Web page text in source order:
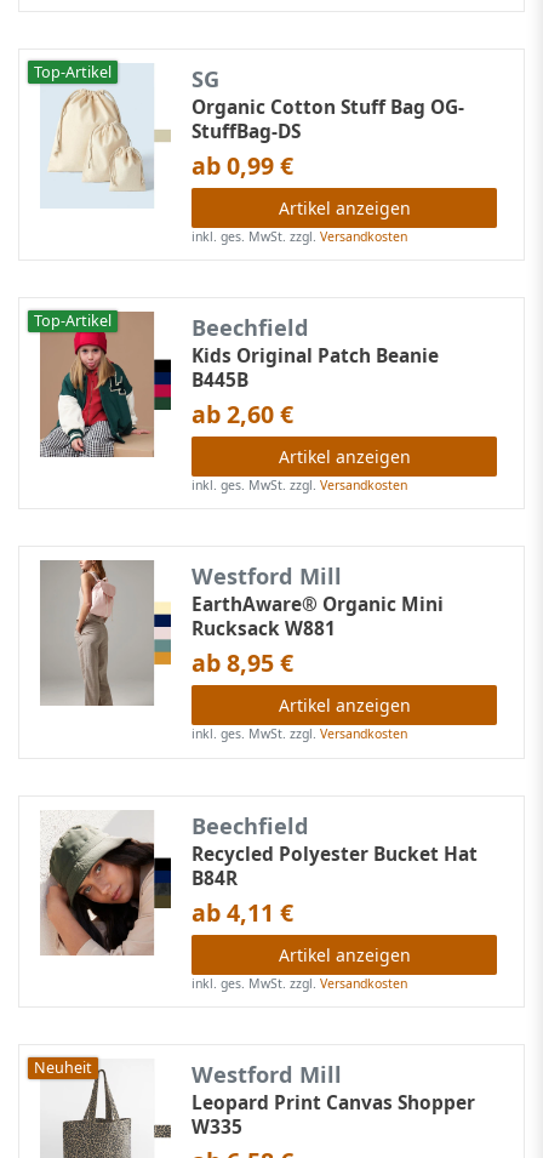
Top-Artikel SG
Organic Cotton Stuff Bag OG-
StuffBag-DS
ab 0,99 €
Artikel anzeigen
inkl. ges. MwSt. zzgl.Versandkosten
Top-Artikel Beechfield
Kids Original Patch Beanie
B445B
ab 2,60 €
Artikel anzeigen
inkl. ges. MwSt. zzgl.Versandkosten
Westford Mill
EarthAware® Organic Mini
Rucksack W881
ab 8,95 €
Artikel anzeigen
inkl. ges. MwSt. zzgl.Versandkosten
Beechfield
Recycled Polyester Bucket Hat
B84R
ab 4,11 €
Artikel anzeigen
inkl. ges. MwSt. zzgl.Versandkosten
Neuheit Westford Mill
Leopard Print Canvas Shopper
W335